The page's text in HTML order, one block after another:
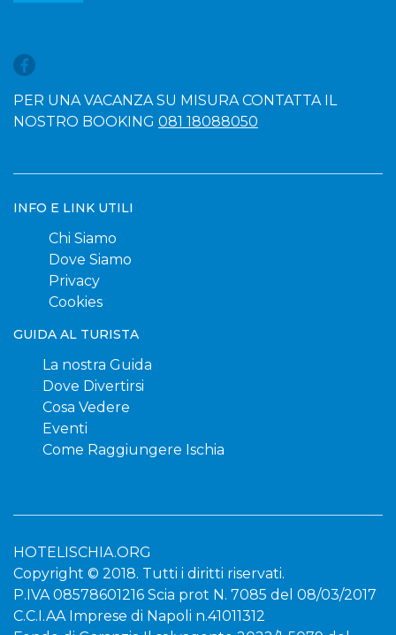
PER UNA VACANZA SU MISURA CONTATTA IL
NOSTRO BOOKING 081 18088050
INFO E LINK UTILI
Chi Siamo
Dove Siamo
Privacy
Cookies
GUIDA AL TURISTA
La nostra Guida
Dove Divertirsi
Cosa Vedere
Eventi
Come Raggiungere Ischia
HOTELISCHIA.ORG
Copyright © 2018. Tutti i diritti riservati.
P.IVA 08578601216 Scia prot N. 7085 del 08/03/2017
C.C.I.AA Imprese di Napoli n.41011312